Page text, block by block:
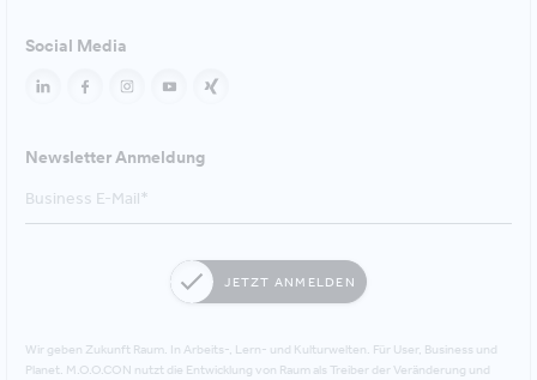
Social Media
Newsletter Anmeldung
JETZT ANMELDEN
Wir geben Zukunft Raum. In Arbeits-, Lern- und Kulturwelten. Für User, Business und
Planet. M.O.O.CON nutzt die Entwicklung von Raum als Treiber der Veränderung und